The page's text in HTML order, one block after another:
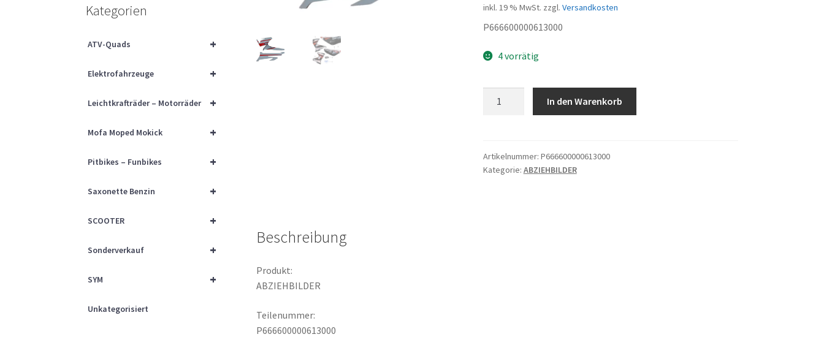
inkl. 19 % MwSt. zzgl. Versandkosten
P666600000613000
4 vorrätig
In den Warenkorb
Artikelnummer: P666600000613000
Kategorie: ABZIEHBILDER
Beschreibung
Produkt:
ABZIEHBILDER
Teilenummer:
P666600000613000
Kategorien
+
ATV-Quads
+
Elektrofahrzeuge
+
Leichtkrafträder – Motorräder
+
Mofa Moped Mokick
+
Pitbikes – Funbikes
+
Saxonette Benzin
+
SCOOTER
+
Sonderverkauf
+
SYM
Unkategorisiert